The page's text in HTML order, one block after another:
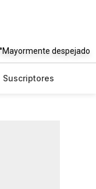
Mayormente despejado
Suscriptores